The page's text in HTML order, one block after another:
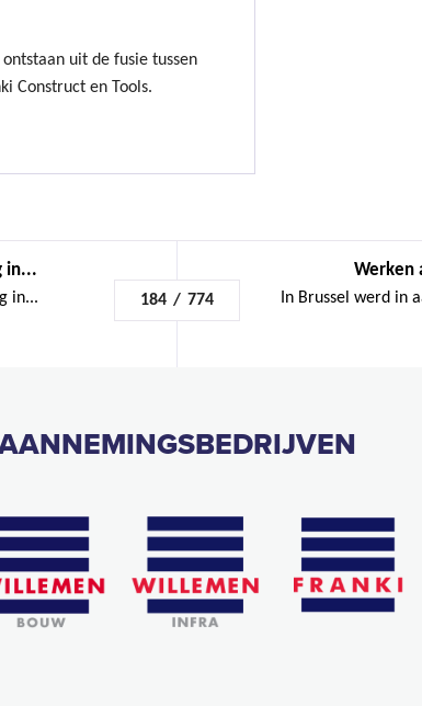
uit de fusie tussen
Construct en Tools.
in...
in... 184 / 774
Werken
In Brussel werd in